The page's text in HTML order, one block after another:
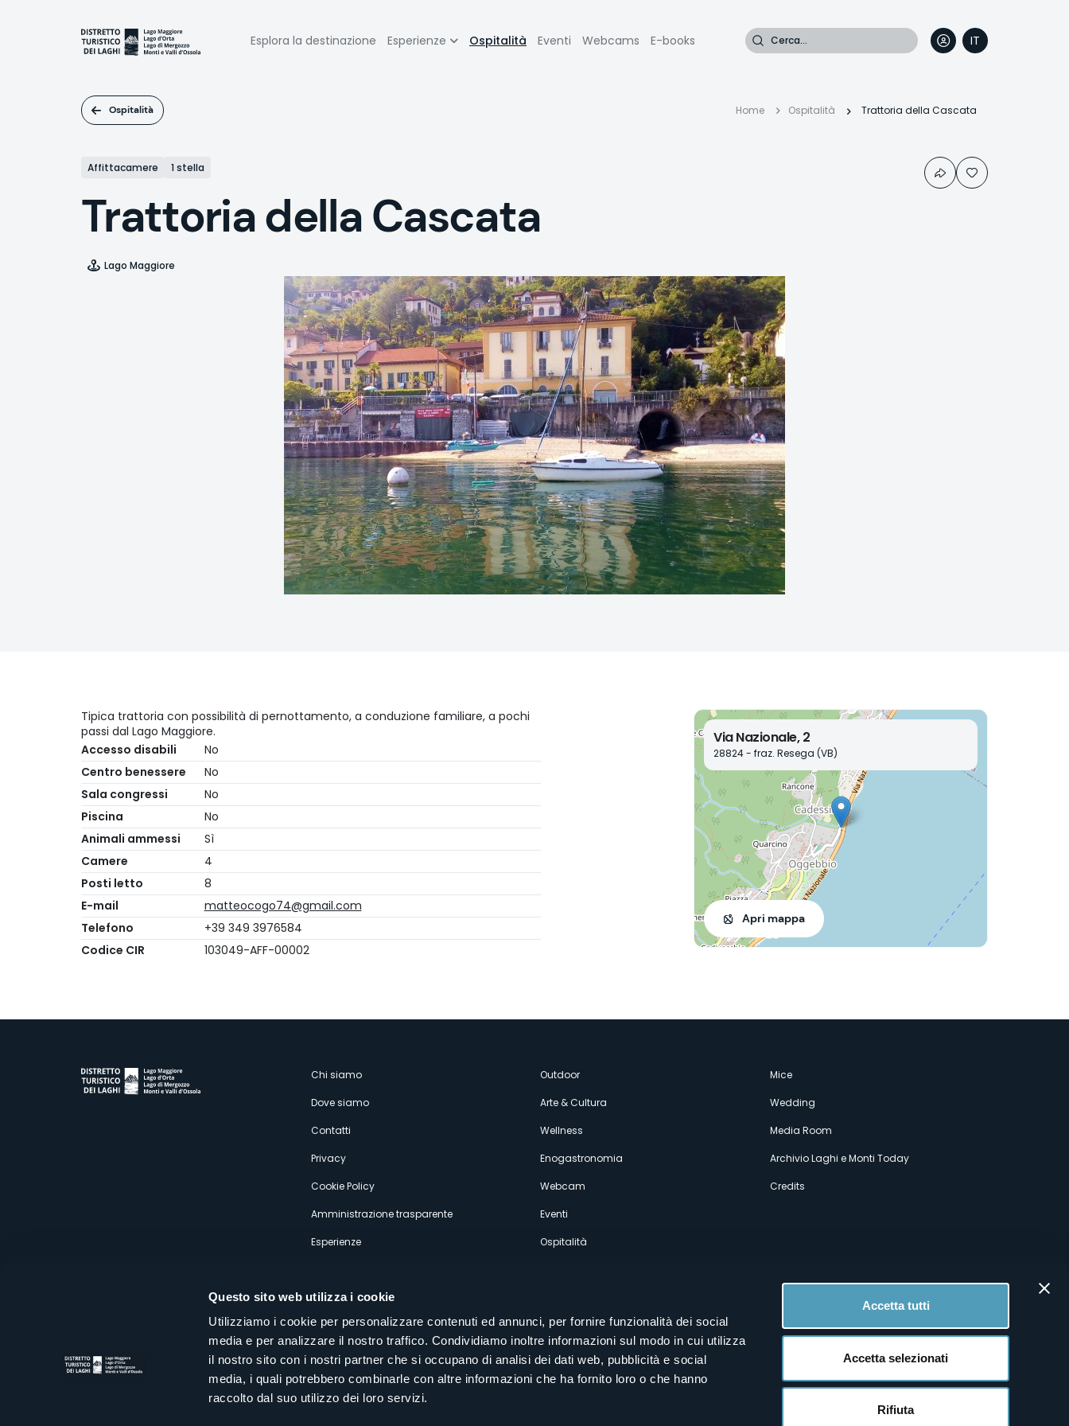
Questo sito web utilizza i cookie
Utilizziamo i cookie per personalizzare contenuti ed annunci, per fornire funzionalità dei social
media e per analizzare il nostro traffico. Condividiamo inoltre informazioni sul modo in cui utilizza
il nostro sito con i nostri partner che si occupano di analisi dei dati web, pubblicità e social
media, i quali potrebbero combinarle con altre informazioni che ha fornito loro o che hanno
raccolto dal suo utilizzo dei loro servizi.
Accetta tutti
Accetta selezionati
Rifiuta
Navigazione
Esplora la destinazione Esperienze Ospitalità Eventi Webcams E-books Cerca
IT
EN
FR
DE
Ospitalità
Briciole
Home Ospitalità Trattoria della Cascata
Affittacamere 1 stella
Trattoria della Cascata
Lago Maggiore
Tipica trattoria con possibilità di pernottamento, a conduzione familiare, a pochi
passi dal Lago Maggiore.
Accesso disabili
No
Centro benessere
No
Sala congressi
No
Piscina
No
Animali ammessi
Sì
Camere
4
Posti letto
8
E-mail
matteocogo74@gmail.com
Telefono
+39 349 3976584
Codice CIR
103049-AFF-00002
Via Nazionale, 2
28824 - fraz. Resega (VB)
Apri mappa
Menù
secondario
Chi siamo
Dove siamo
Contatti
Privacy
Cookie Policy
Amministrazione trasparente
Esperienze
Outdoor
Arte & Cultura
Wellness
Enogastronomia
Webcam
Eventi
Ospitalità
Mice
Wedding
Media Room
Archivio Laghi e Monti Today
Credits
Distretto Turistico dei Laghi Scrl
Sede legale e operativa: Corso Italia 26 - 28838 Stresa VB - Italy
infoturismo@distrettolaghi.itedistrettolaghi@legalmail.it
Seguici sui nostri canali social